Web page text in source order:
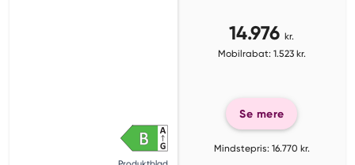
14.976 kr.
Mobilrabat: 1.523 kr.
Se mere
Mindstepris: 16.770 kr.